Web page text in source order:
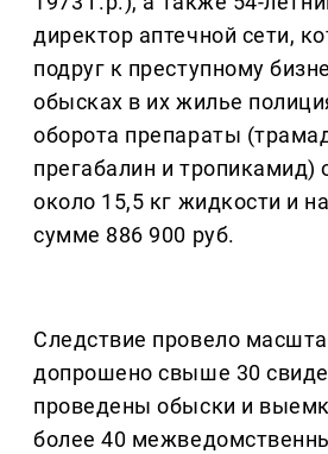
директор аптечной сети,
подруг к преступному
обысках в их жилье
оборота препараты
прегабалин и
около 15,5 кг жидкости и
сумме 886 900 руб.
Следствие провело
допрошено свыше 30
проведены обыски и
более 40